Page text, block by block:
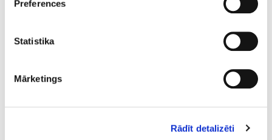
Preferences
Statistika
Mārketings
Rādīt detalizēti
Klīniskais un